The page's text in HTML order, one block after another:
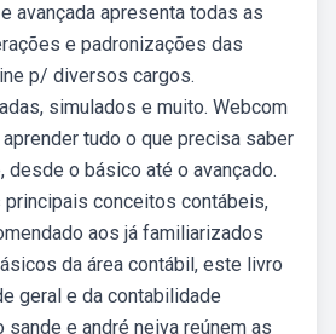
avançada apresenta todas as
e padronizações das
p/ diversos cargos.
simulados e muito. Webcom
tudo o que precisa saber
desde o básico até o avançado.
principais conceitos contábeis,
aos já familiarizados
da área contábil, este livro
geral e da contabilidade
sande e andré neiva reúnem as